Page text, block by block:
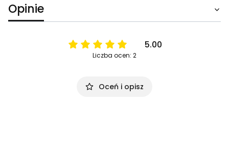
Opinie
5.00
Liczba ocen: 2
Oceń i opisz